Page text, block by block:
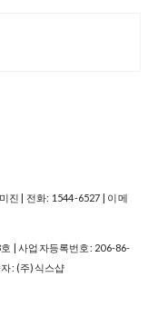
진 | 전화: 1544-6527 | 이메
| 사업자등록번호: 206-86-
자: (주)식스샵